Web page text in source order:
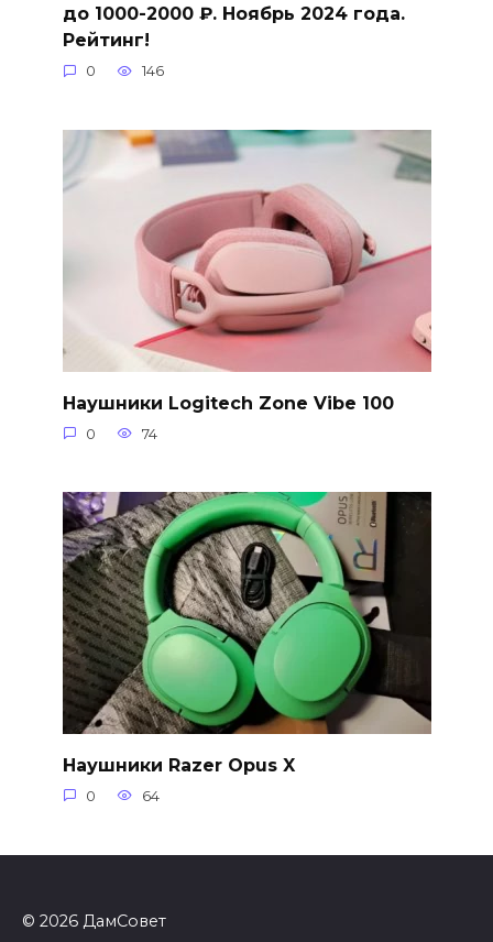
до 1000-2000 ₽. Ноябрь 2024 года.
Рейтинг!
0 146
Наушники Logitech Zone Vibe 100
0 74
Наушники Razer Opus X
0 64
© 2026 ДамСовет